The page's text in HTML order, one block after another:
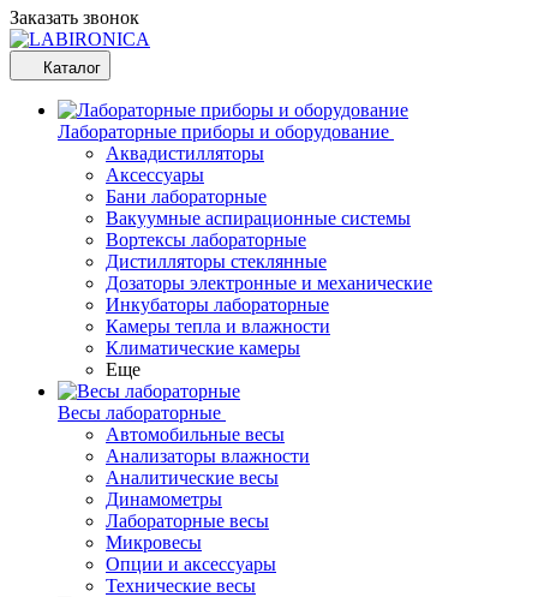
Заказать звонок
Каталог
Лабораторные приборы и оборудование
Аквадистилляторы
Аксессуары
Бани лабораторные
Вакуумные аспирационные системы
Вортексы лабораторные
Дистилляторы стеклянные
Дозаторы электронные и механические
Инкубаторы лабораторные
Камеры тепла и влажности
Климатические камеры
Еще
Весы лабораторные
Автомобильные весы
Анализаторы влажности
Аналитические весы
Динамометры
Лабораторные весы
Микровесы
Опции и аксессуары
Технические весы